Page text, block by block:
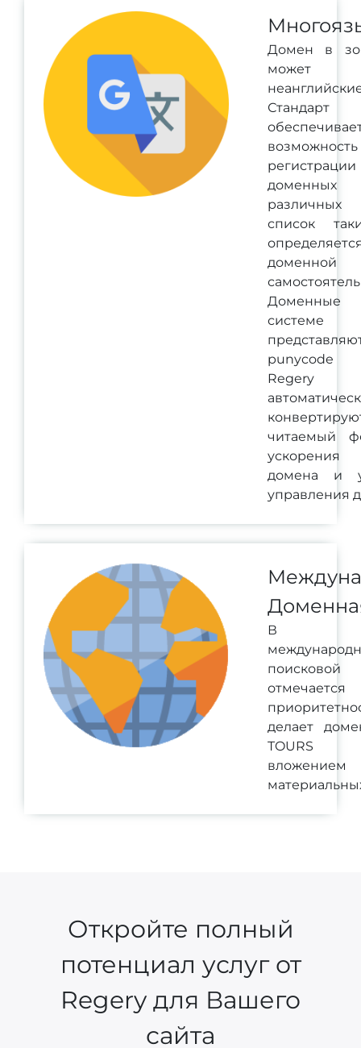
Домен в
может
возможность
список
доменной
punycode
Regery
читаемый
домена и
управления
В
отмечается
делает
TOURS
вложением
Откройте полный
потенциал услуг от
Regery для Вашего
сайта